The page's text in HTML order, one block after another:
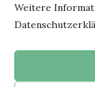
Weitere
KARIN
5. Februar 2018 -